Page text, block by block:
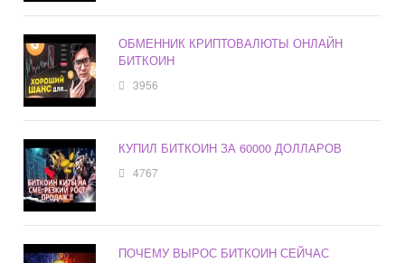
ОБМЕННИК КРИПТОВАЛЮТЫ ОНЛАЙН
БИТКОИН
3956
КУПИЛ БИТКОИН ЗА 60000 ДОЛЛАРОВ
4767
ПОЧЕМУ ВЫРОС БИТКОИН СЕЙЧАС